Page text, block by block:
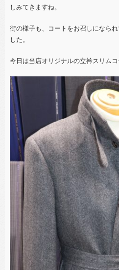
しみてきますね。
街の様子も、コートをお召しになら
した。
今日は当店オリジナルの立衿スリムコ